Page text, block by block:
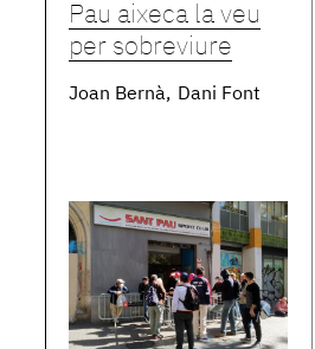
Pau aixeca la veu
per sobreviure
Joan Bernà Dani Font